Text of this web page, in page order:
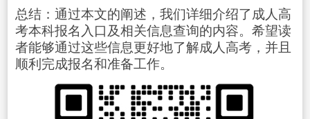
总结：通过本文的阐述，我们详细介绍了成人高
考本科报名入口及相关信息查询的内容。希望读
者能够通过这些信息更好地了解成人高考，并且
顺利完成报名和准备工作。